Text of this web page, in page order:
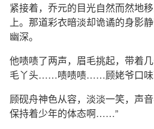
紧接着，乔元的目光自然而然地
上。那道彩衣暗淡却诡谲的身影
幽深。
他啧啧了两声，眉毛挑起，带着
毛丫头……啧啧啧……顾姥爷口味
顾砚舟神色从容，淡淡一笑，声
保持着少年的体态啊……”